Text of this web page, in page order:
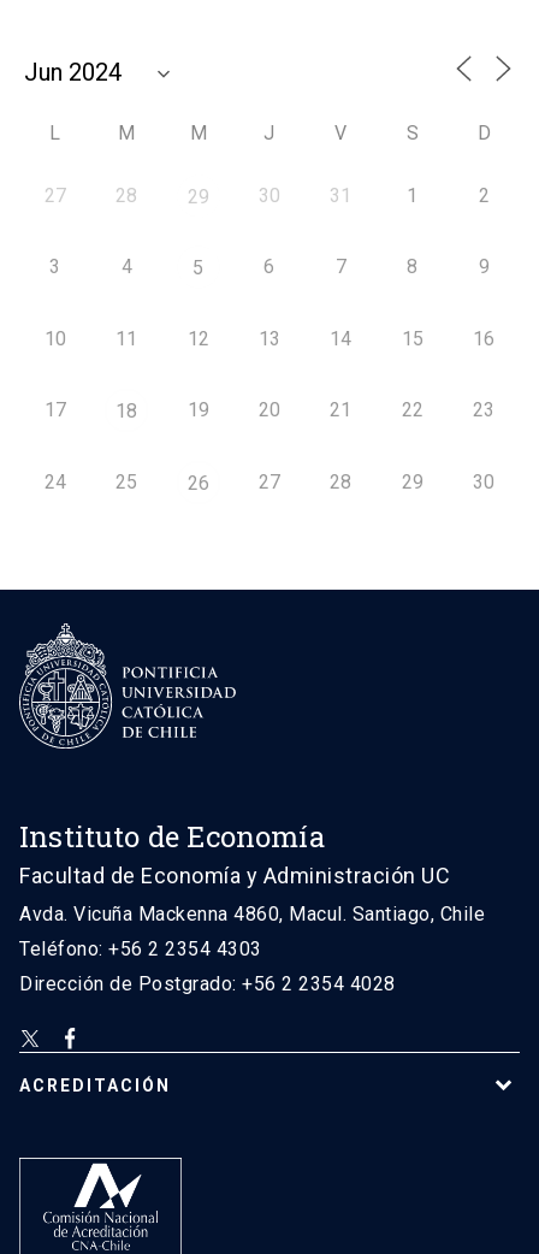
L M M J V S D
27 28 29 30 31 1 2
3 4 5 6 7 8 9
10 11 12 13 14 15 16
17 18 19 20 21 22 23
24 25 26 27 28 29 30
Instituto de Economía
Facultad de Economía y Administración UC
Avda. Vicuña Mackenna 4860, Macul. Santiago, Chile
Teléfono: +56 2 2354 4303
Dirección de Postgrado: +56 2 2354 4028
ACREDITACIÓN